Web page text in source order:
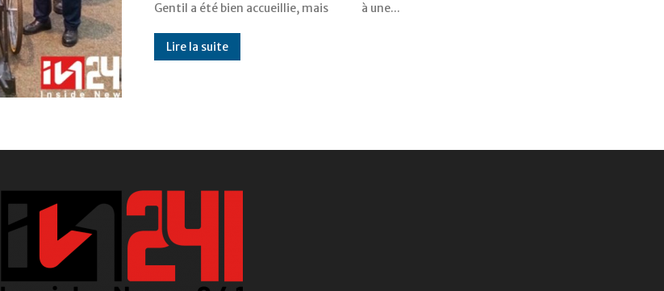
Gentil a été bien accueillie, mais
à une...
Lire la suite